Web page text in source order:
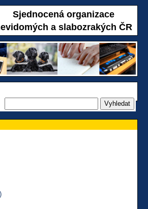
Sjednocená organizace
a slabozrakých ČR